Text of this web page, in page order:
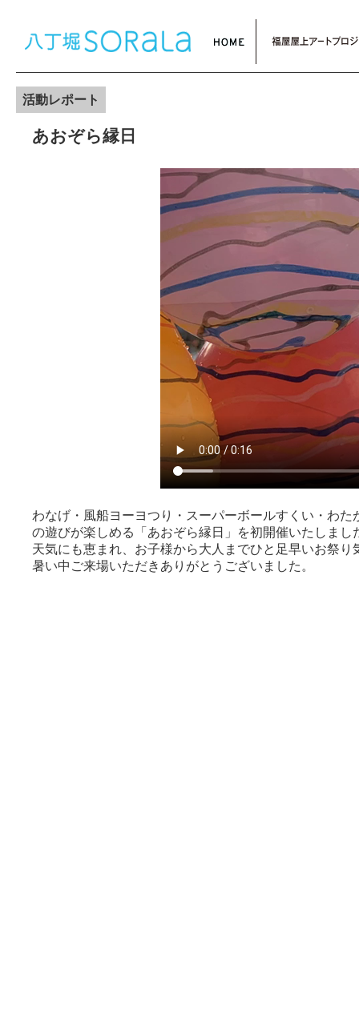
活動レポート
あおぞら縁日
わなげ・風船ヨーヨつり・スーパーボールすくい・わ
の遊びが楽しめる「あおぞら縁日」を初開催いたしまし
天気にも恵まれ、お子様から大人までひと足早いお祭
暑い中ご来場いただきありがとうございました。